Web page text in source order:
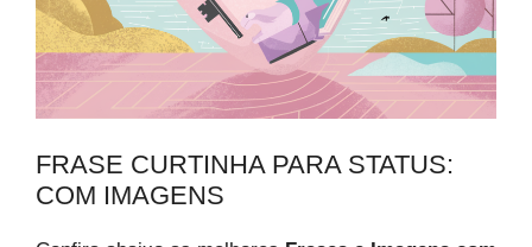
FRASE CURTINHA PARA STATUS:
COM IMAGENS